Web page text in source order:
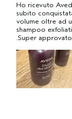
Ho ricevuto
subito
volume oltre ad
shampoo
.Super